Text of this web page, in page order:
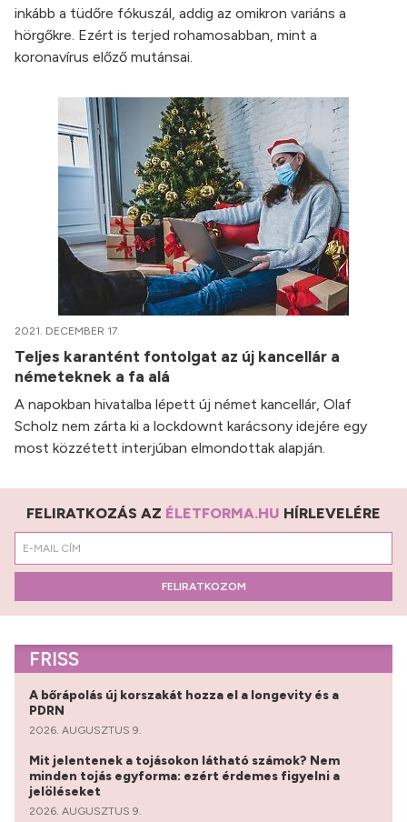
inkább a tüdőre fókuszál, addig az omikron variáns a
hörgőkre. Ezért is terjed rohamosabban, mint a
koronavírus előző mutánsai.
2021. DECEMBER 17.
Teljes karantént fontolgat az új kancellár a
németeknek a fa alá
A napokban hivatalba lépett új német kancellár, Olaf
Scholz nem zárta ki a lockdownt karácsony idejére egy
most közzétett interjúban elmondottak alapján.
FELIRATKOZÁS AZ ÉLETFORMA.HU HÍRLEVELÉRE
FELIRATKOZOM
FRISS
A bőrápolás új korszakát hozza el a longevity és a
PDRN
2026. AUGUSZTUS 9.
Mit jelentenek a tojásokon látható számok? Nem
minden tojás egyforma: ezért érdemes figyelni a
jelöléseket
2026. AUGUSZTUS 9.